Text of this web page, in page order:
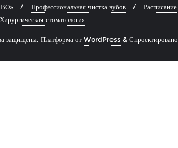
Профессиональная чистка зубов Расписание
Хирургическая стоматология
защищены. Платформа от WordPress & Спроектировано